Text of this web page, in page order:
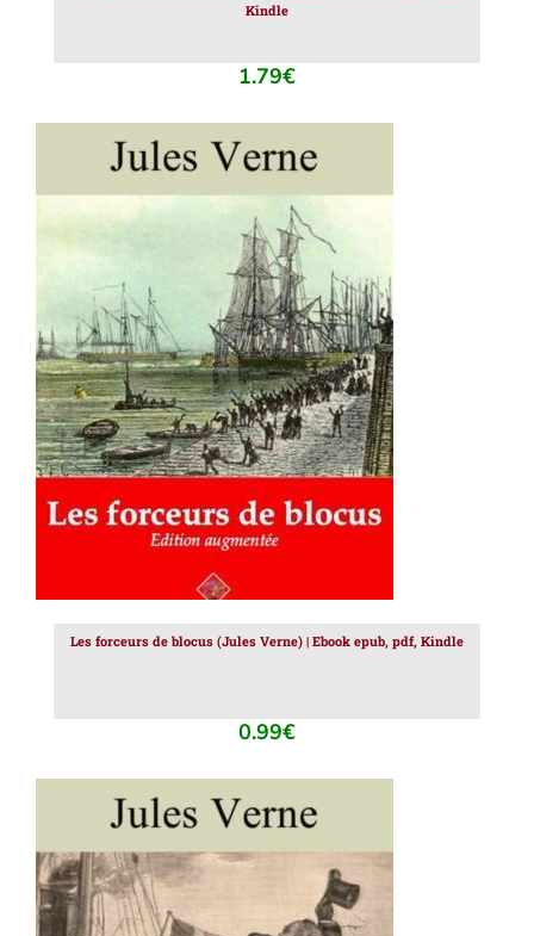
Kindle
1.79€
AJOUTER AU PANIER / DÉTAILS
Les forceurs de blocus (Jules Verne) | Ebook epub, pdf, Kindle
0.99€